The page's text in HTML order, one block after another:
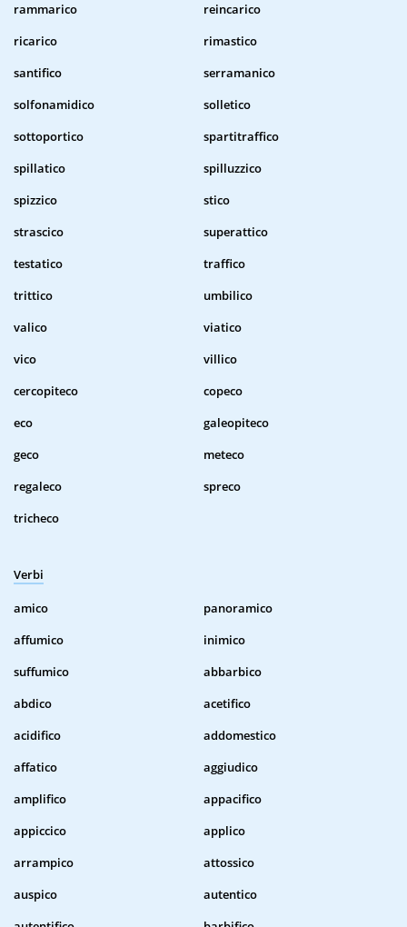
rammarico
reincarico
ricarico
rimastico
santifico
serramanico
solfonamidico
solletico
sottoportico
spartitraffico
spillatico
spilluzzico
spizzico
stico
strascico
superattico
testatico
traffico
trittico
umbilico
valico
viatico
vico
villico
cercopiteco
copeco
eco
galeopiteco
geco
meteco
regaleco
spreco
tricheco
Verbi
amico
panoramico
affumico
inimico
suffumico
abbarbico
abdico
acetifico
acidifico
addomestico
affatico
aggiudico
amplifico
appacifico
appiccico
applico
arrampico
attossico
auspico
autentico